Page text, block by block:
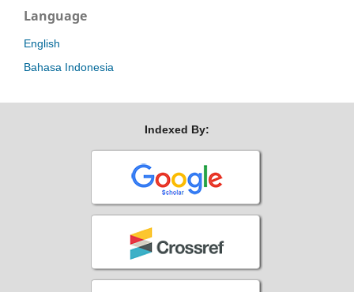
Language
English
Bahasa Indonesia
Indexed By: